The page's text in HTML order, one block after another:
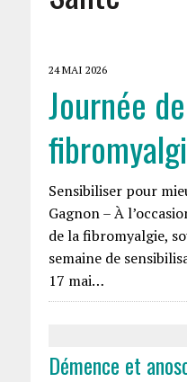
24 MAI 2026
Journée
Sensibiliser pour
Gagnon – À
de la fibromyalgie,
semaine de
17 mai…
Démence et